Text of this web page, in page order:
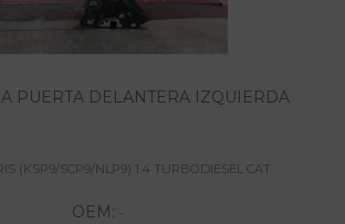
PUERTA DELANTERA IZQUIERDA
(KSP9/SCP9/NLP9) 1.4 TURBODIESEL CAT
OEM: -